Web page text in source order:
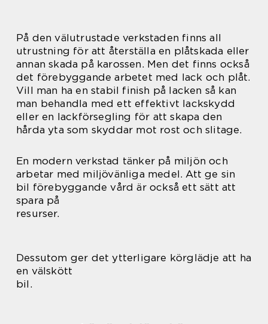
På den välutrustade verkstaden finns all
utrustning för att återställa en plåtskada eller
annan skada på karossen. Men det finns också
det förebyggande arbetet med lack och plåt.
Vill man ha en stabil finish på lacken så kan
man behandla med ett effektivt lackskydd
eller en lackförsegling för att skapa den
hårda yta som skyddar mot rost och slitage.
En modern verkstad tänker på miljön och
arbetar med miljövänliga medel. Att ge sin
bil förebyggande vård är också ett sätt att
spara på
resurser.
Dessutom ger det ytterligare körglädje att ha
en välskött
bil.